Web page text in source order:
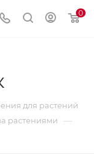
0
для растений
растениями —